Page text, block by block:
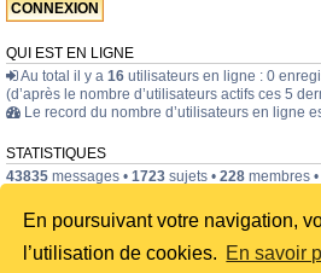
En poursuivant votre navigation,
l’utilisation de cookies. En savoir
QUI EST EN LIGNE
Au total il y a 16 utilisateurs en ligne : 0
(d’après le nombre d’utilisateurs actifs ces 5
Le record du nombre d’utilisateurs en ligne
STATISTIQUES
43835 messages • 1723 sujets • 228 membres
Index du forum